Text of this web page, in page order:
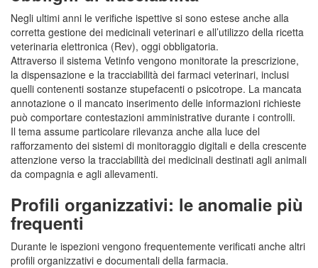
Negli ultimi anni le verifiche ispettive si sono estese anche alla
corretta gestione dei medicinali veterinari e all’utilizzo della ricetta
veterinaria elettronica (Rev), oggi obbligatoria.
Attraverso il sistema Vetinfo vengono monitorate la prescrizione,
la dispensazione e la tracciabilità dei farmaci veterinari, inclusi
quelli contenenti sostanze stupefacenti o psicotrope. La mancata
annotazione o il mancato inserimento delle informazioni richieste
può comportare contestazioni amministrative durante i controlli.
Il tema assume particolare rilevanza anche alla luce del
rafforzamento dei sistemi di monitoraggio digitali e della crescente
attenzione verso la tracciabilità dei medicinali destinati agli animali
da compagnia e agli allevamenti.
Profili organizzativi: le anomalie più
frequenti
Durante le ispezioni vengono frequentemente verificati anche altri
profili organizzativi e documentali della farmacia.